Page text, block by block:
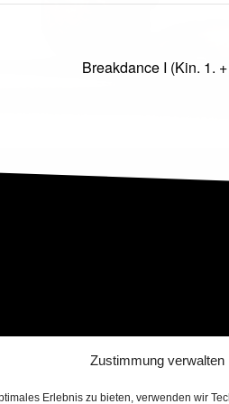
Zustimmung verwalten
Erlebnis zu bieten, verwenden wir
Breakdance I (Kin. 1.